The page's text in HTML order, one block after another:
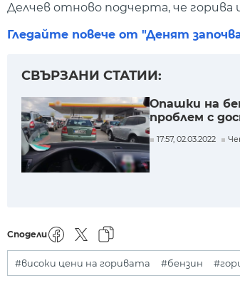
Делчев отново подчерта, че
Гледайте повече от "Денят
СВЪРЗАНИ СТАТИИ:
Опашки на
проблем с
17:57, 02.03.2022
Сподели
#високи цени на горивата #бензин